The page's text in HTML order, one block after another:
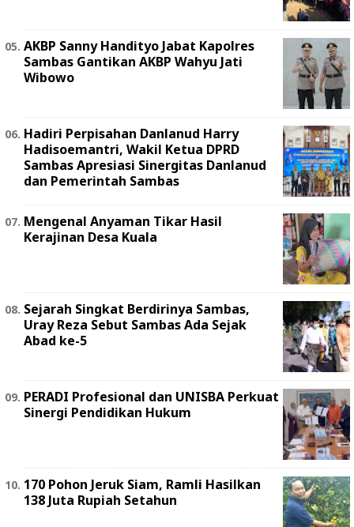
AKBP Sanny Handityo Jabat Kapolres
Sambas Gantikan AKBP Wahyu Jati
Wibowo
Hadiri Perpisahan Danlanud Harry
Hadisoemantri, Wakil Ketua DPRD
Sambas Apresiasi Sinergitas Danlanud
dan Pemerintah Sambas
Mengenal Anyaman Tikar Hasil
Kerajinan Desa Kuala
Sejarah Singkat Berdirinya Sambas,
Uray Reza Sebut Sambas Ada Sejak
Abad ke-5
PERADI Profesional dan UNISBA Perkuat
Sinergi Pendidikan Hukum
170 Pohon Jeruk Siam, Ramli Hasilkan
138 Juta Rupiah Setahun